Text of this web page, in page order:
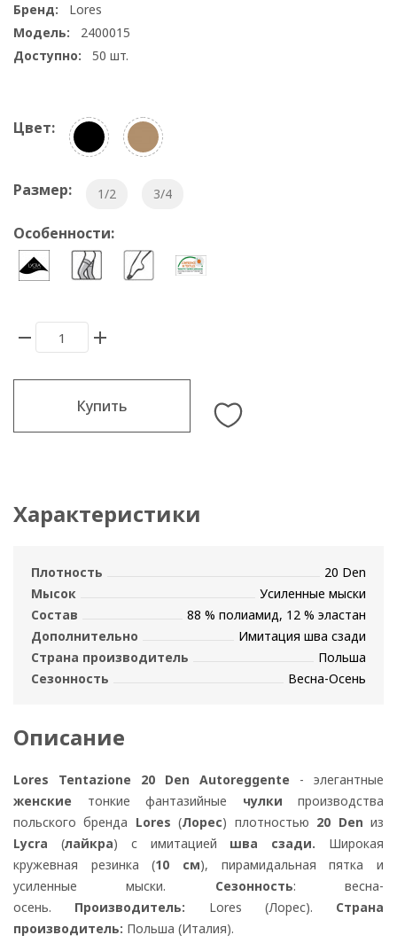
Бренд:
Lores
Модель:
2400015
Доступно:
50 шт.
Цвет:
Размер: 1/2 3/4
Особенности:
Купить
Характеристики
Плотность
20 Den
Мысок
Усиленные мыски
Состав
88 % полиамид, 12 % эластан
Дополнительно
Имитация шва сзади
Страна производитель
Польша
Сезонность
Весна-Осень
Описание
Lores Tentazione 20 Den Autoreggente - элегантные
женские тонкие фантазийные чулки производства
польского бренда Lores(Лорес) плотностью 20 Den из
Lycra (лайкра) с имитацией шва сзади. Широкая
кружевная резинка (10 см), пирамидальная пятка и
усиленные мыски. Сезонность: весна-
осень. Производитель: Lores (Лорес). Страна
производитель: Польша (Италия).